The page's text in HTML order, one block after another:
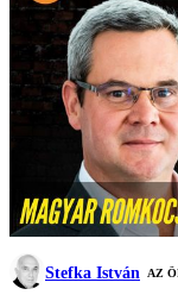
Stefka István AZ